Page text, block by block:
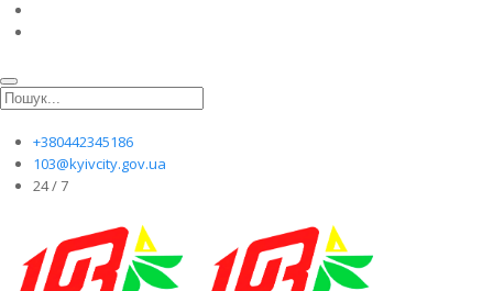
+380442345186
103@kyivcity.gov.ua
24 / 7